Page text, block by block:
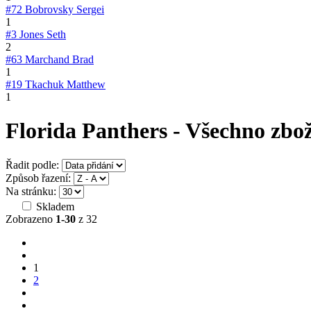
#72 Bobrovsky Sergei
1
#3 Jones Seth
2
#63 Marchand Brad
1
#19 Tkachuk Matthew
1
Florida Panthers - Všechno
Řadit podle:
Způsob řazení:
Na stránku:
Skladem
Zobrazeno 1-30 z 32
1
2